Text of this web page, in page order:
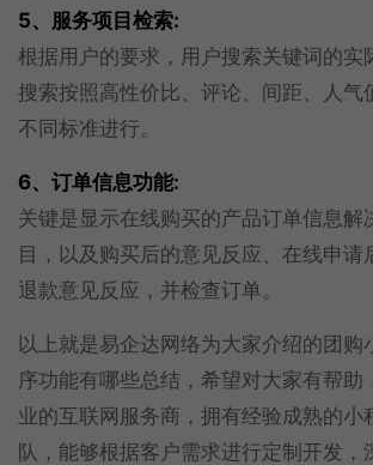
5、服务项目检索:
根据用户的要求，用户搜索关键词的实
搜索按照高性价比、评论、间距、人气
不同标准进行。
6、订单信息功能:
关键是显示在线购买的产品订单信息解
目，以及购买后的意见反应、在线申请
退款意见反应，并检查订单。
以上就是易企达网络为大家介绍的团购
序功能有哪些总结，希望对大家有帮助
业的互联网服务商，拥有经验成熟的小
队，能够根据客户需求进行定制开发，